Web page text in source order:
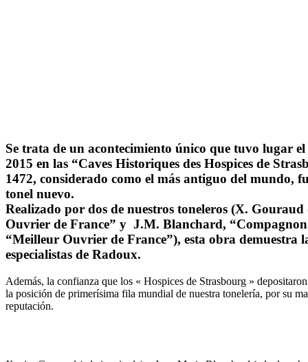
Se trata de un acontecimiento único que tuvo lugar el
2015 en las “Caves Historiques des Hospices de
1472, considerado como el más antiguo del mundo,
tonel nuevo.
Realizado por dos de nuestros toneleros (X. Gouraud
Ouvrier de France” y J.M. Blanchard,
“Meilleur Ouvrier de France”), esta obra demuestra
especialistas de Radoux.
Además, la confianza que los « Hospices de Strasbourg »
la posición de primerísima fila mundial de nuestra tonelería, por su
reputación.